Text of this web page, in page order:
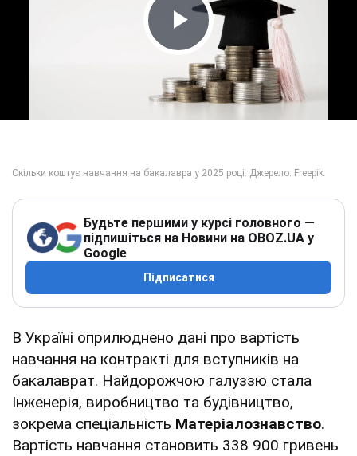
Play Video
Будьте першими у курсі головного —
підпишіться на Новини на OBOZ.UA у
Google
Підписатися
В Україні оприлюднено дані про вартість
навчання на контракті для вступників на
бакалаврат. Найдорожчою галуззю стала
Інженерія, виробництво та будівництво,
зокрема спеціальність Матеріалознавство.
Вартість навчання становить 338 900 гривень